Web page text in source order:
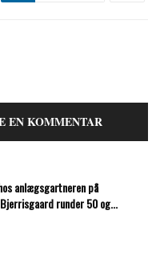
EN KOMMENTAR
anlægsgartneren på
runder 50 og...